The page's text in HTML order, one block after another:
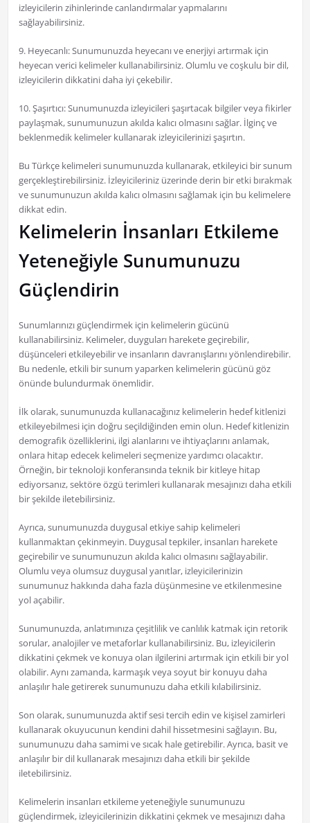
izleyicilerin zihinlerinde canlandırmalar yapmalarını
sağlayabilirsiniz.
9. Heyecanlı: Sunumunuzda heyecanı ve enerjiyi artırmak için
heyecan verici kelimeler kullanabilirsiniz. Olumlu ve coşkulu bir dil,
izleyicilerin dikkatini daha iyi çekebilir.
10. Şaşırtıcı: Sunumunuzda izleyicileri şaşırtacak bilgiler veya fikirler
paylaşmak, sunumunuzun akılda kalıcı olmasını sağlar. İlginç ve
beklenmedik kelimeler kullanarak izleyicilerinizi şaşırtın.
Bu Türkçe kelimeleri sunumunuzda kullanarak, etkileyici bir sunum
gerçekleştirebilirsiniz. İzleyicileriniz üzerinde derin bir etki bırakmak
ve sunumunuzun akılda kalıcı olmasını sağlamak için bu kelimelere
dikkat edin.
Kelimelerin İnsanları Etkileme
Yeteneğiyle Sunumunuzu
Güçlendirin
Sunumlarınızı güçlendirmek için kelimelerin gücünü
kullanabilirsiniz. Kelimeler, duyguları harekete geçirebilir,
düşünceleri etkileyebilir ve insanların davranışlarını yönlendirebilir.
Bu nedenle, etkili bir sunum yaparken kelimelerin gücünü göz
önünde bulundurmak önemlidir.
İlk olarak, sunumunuzda kullanacağınız kelimelerin hedef kitlenizi
etkileyebilmesi için doğru seçildiğinden emin olun. Hedef kitlenizin
demografik özelliklerini, ilgi alanlarını ve ihtiyaçlarını anlamak,
onlara hitap edecek kelimeleri seçmenize yardımcı olacaktır.
Örneğin, bir teknoloji konferansında teknik bir kitleye hitap
ediyorsanız, sektöre özgü terimleri kullanarak mesajınızı daha etkili
bir şekilde iletebilirsiniz.
Ayrıca, sunumunuzda duygusal etkiye sahip kelimeleri
kullanmaktan çekinmeyin. Duygusal tepkiler, insanları harekete
geçirebilir ve sunumunuzun akılda kalıcı olmasını sağlayabilir.
Olumlu veya olumsuz duygusal yanıtlar, izleyicilerinizin
sunumunuz hakkında daha fazla düşünmesine ve etkilenmesine
yol açabilir.
Sunumunuzda, anlatımınıza çeşitlilik ve canlılık katmak için retorik
sorular, analojiler ve metaforlar kullanabilirsiniz. Bu, izleyicilerin
dikkatini çekmek ve konuya olan ilgilerini artırmak için etkili bir yol
olabilir. Aynı zamanda, karmaşık veya soyut bir konuyu daha
anlaşılır hale getirerek sunumunuzu daha etkili kılabilirsiniz.
Son olarak, sunumunuzda aktif sesi tercih edin ve kişisel zamirleri
kullanarak okuyucunun kendini dahil hissetmesini sağlayın. Bu,
sunumunuzu daha samimi ve sıcak hale getirebilir. Ayrıca, basit ve
anlaşılır bir dil kullanarak mesajınızı daha etkili bir şekilde
iletebilirsiniz.
Kelimelerin insanları etkileme yeteneğiyle sunumunuzu
güçlendirmek, izleyicilerinizin dikkatini çekmek ve mesajınızı daha